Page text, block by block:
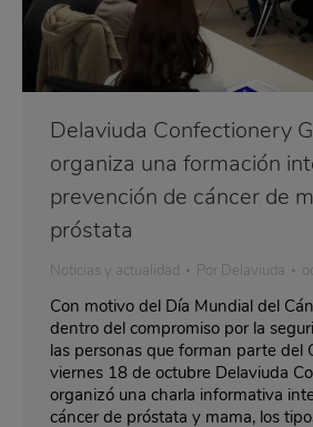
Delaviuda Confectionery
organiza una formación
prevención de cáncer de
próstata
Noticias y actualidad Por Delaviuda
Con motivo del Día Mundial del
dentro del compromiso por la
las personas que forman parte del
viernes 18 de octubre Delaviuda
organizó una charla informativa
cáncer de próstata y mama, los